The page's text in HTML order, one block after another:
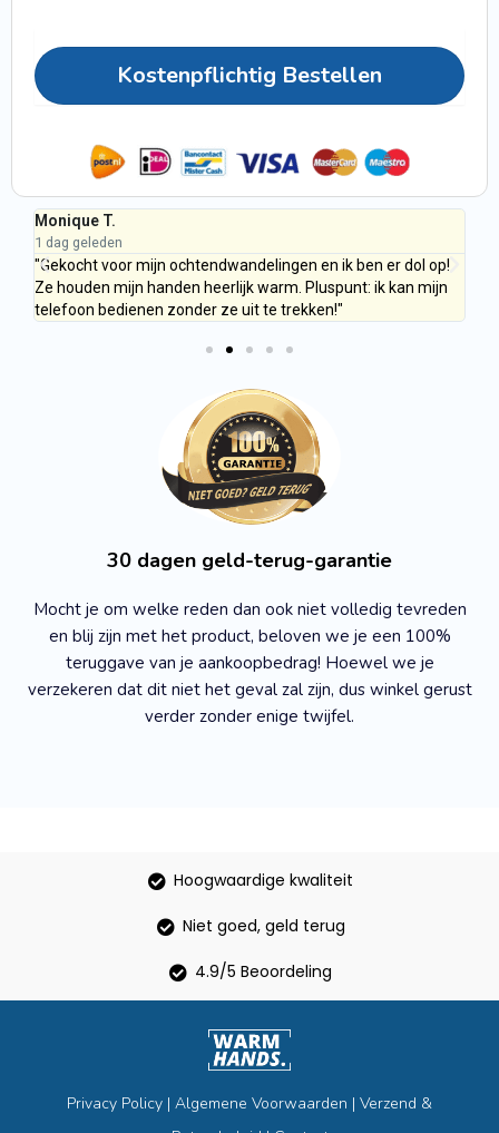
Kostenpflichtig Bestellen
Monique T.
1 dag geleden
"Gekocht voor mijn ochtendwandelingen en ik ben er dol op!
Ze houden mijn handen heerlijk warm. Pluspunt: ik kan mijn
telefoon bedienen zonder ze uit te trekken!"
30 dagen geld-terug-garantie
Mocht je om welke reden dan ook niet volledig tevreden
en blij zijn met het product, beloven we je een 100%
teruggave van je aankoopbedrag! Hoewel we je
verzekeren dat dit niet het geval zal zijn, dus winkel gerust
verder zonder enige twijfel.
Hoogwaardige kwaliteit
Niet goed, geld terug
4.9/5 Beoordeling
Privacy Policy | Algemene Voorwaarden | Verzend &